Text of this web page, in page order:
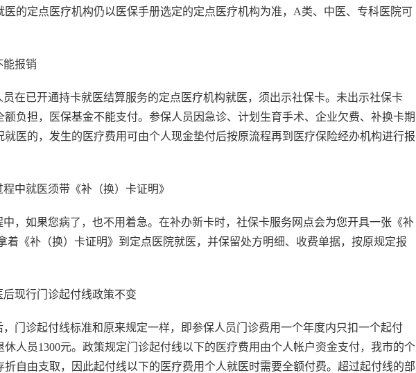
医的定点医疗机构仍以医保手册选定的定点医疗机构为准，A类、中医、专科医院可
能报销
在已开通持卡就医结算服务的定点医疗机构就医，须出示社保卡。未出示社保卡
额负担，医保基金不能支付。参保人员因急诊、计划生育手术、企业欠费、补换卡期
就医的，发生的医疗费用可由个人现金垫付后按原流程再到医疗保险经办机构进行报
中就医须带《补（换）卡证明》
，如果您病了，也不用着急。在补办新卡时，社保卡服务网点会为您开具一张《补
着《补（换）卡证明》到定点医院就医，并保留处方明细、收费单据，按原规定报
现行门诊起付线政策不变
门诊起付线标准和原来规定一样，即参保人员门诊费用一个年度内只扣一个起付
休人员1300元。政策规定门诊起付线以下的医疗费用由个人帐户资金支付，我市的个
折自由支取，因此起付线以下的医疗费用个人就医时需要全额付费。超过起付线的部